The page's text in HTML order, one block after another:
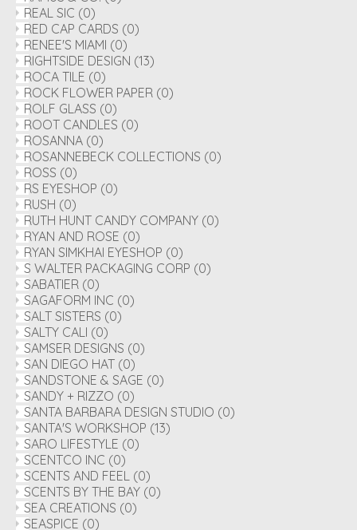
REAL SIC (0)
RED CAP CARDS (0)
RENEE'S MIAMI (0)
RIGHTSIDE DESIGN (13)
ROCA TILE (0)
ROCK FLOWER PAPER (0)
ROLF GLASS (0)
ROOT CANDLES (0)
ROSANNA (0)
ROSANNEBECK COLLECTIONS (0)
ROSS (0)
RS EYESHOP (0)
RUSH (0)
RUTH HUNT CANDY COMPANY (0)
RYAN AND ROSE (0)
RYAN SIMKHAI EYESHOP (0)
S WALTER PACKAGING CORP (0)
SABATIER (0)
SAGAFORM INC (0)
SALT SISTERS (0)
SALTY CALI (0)
SAMSER DESIGNS (0)
SAN DIEGO HAT (0)
SANDSTONE & SAGE (0)
SANDY + RIZZO (0)
SANTA BARBARA DESIGN STUDIO (0)
SANTA'S WORKSHOP (13)
SARO LIFESTYLE (0)
SCENTCO INC (0)
SCENTS AND FEEL (0)
SCENTS BY THE BAY (0)
SEA CREATIONS (0)
SEASPICE (0)